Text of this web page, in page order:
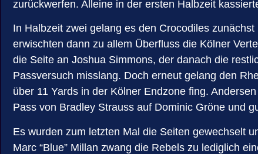
zurückwerfen. Alleine in der ersten Halbzeit
In Halbzeit zwei gelang es den Crocodiles
erwischten dann zu allem Überfluss die Kölner
die Seite an Joshua Simmons, der danach die
Passversuch misslang. Doch erneut gelang den
über 11 Yards in der Kölner Endzone fing.
Pass von Bradley Strauss auf Dominic Gröne und
Es wurden zum letzten Mal die Seiten gewechselt
Marc “Blue” Millan zwang die Rebels zu lediglich